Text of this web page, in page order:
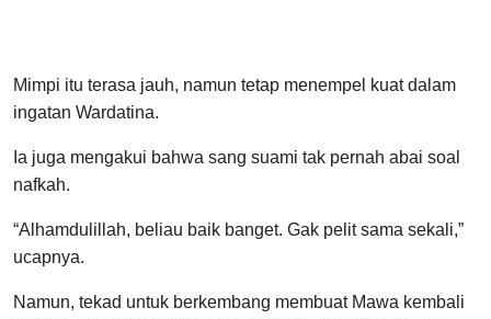
Mimpi itu terasa jauh, namun tetap menempel kuat dalam
ingatan Wardatina.
Ia juga mengakui bahwa sang suami tak pernah abai soal
nafkah.
“Alhamdulillah, beliau baik banget. Gak pelit sama sekali,”
ucapnya.
Namun, tekad untuk berkembang membuat Mawa kembali